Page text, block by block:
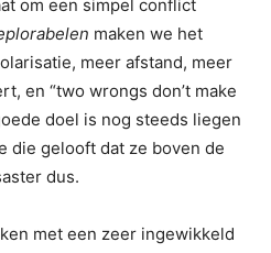
om een simpel conflict
maken we het
meer afstand, meer
en “two wrongs don’t make
doel is nog steeds liegen
die gelooft dat ze boven de
dus.
met een zeer ingewikkeld